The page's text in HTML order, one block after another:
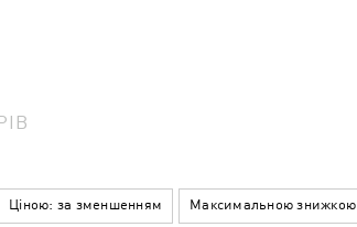
Ціною: за зменшенням Максимальною знижкою